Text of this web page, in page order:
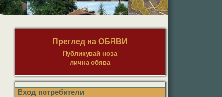
Преглед на ОБЯВИ
Публикувай нова
лична обява
Вход потребители